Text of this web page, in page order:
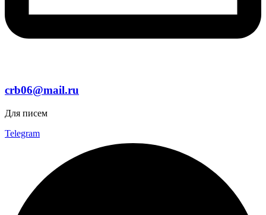
crb06@mail.ru
Для писем
Telegram